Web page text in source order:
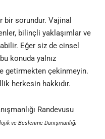
bir sorundur. Vajinal
bilinçli yaklaşımlar ve
Eğer siz de cinsel
konuda yalnız
getirmekten çekinmeyin.
herkesin hakkıdır.
ve Beslenme Danışmanlığı